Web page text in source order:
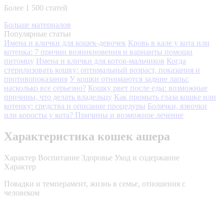
Более 1 500 статей
Больше материалов
Популярные статьи
Имена и клички для кошек-девочек Кровь в кале у кота или
котенка: 7 причин возникновения и варианты помощи
питомцу Имена и клички для котов-мальчиков Когда
стерилизовать кошку: оптимальный возраст, показания и
противопоказания У кошки отнимаются задние лапы:
насколько все серьезно? Кошку рвет после еды: возможные
причины, что делать владельцу Как промыть глаза кошке или
котенку: средства и описание процедуры Болячки, язвочки
или коросты у кота? Причины и возможное лечение
Характеристика кошек ашера
Характер Воспитание Здоровье Уход и содержание
Характер
Повадки и темперамент, жизнь в семье, отношения с
человеком